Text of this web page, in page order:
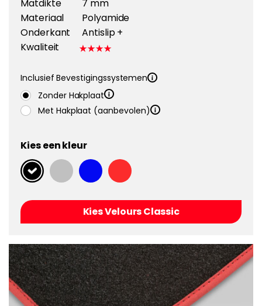
Matdikte
7 mm
Materiaal
Polyamide
Onderkant
Antislip +
Kwaliteit
Inclusief Bevestigingssystemen
Zonder Hakplaat
Met Hakplaat (aanbevolen)
Kies een kleur
Kies Velours Classic